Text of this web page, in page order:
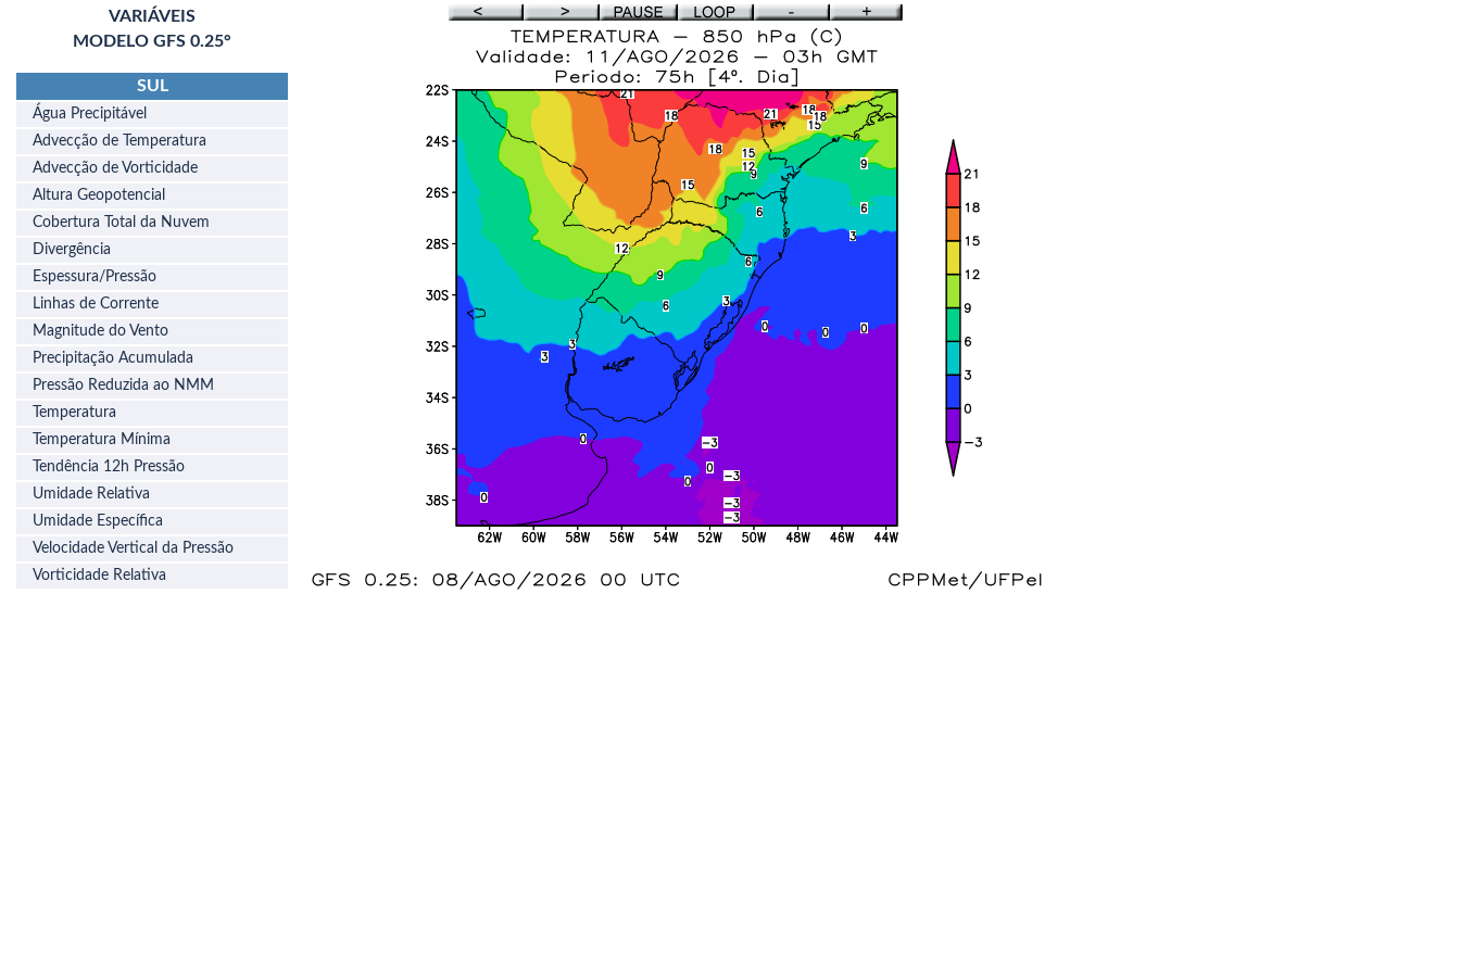
VARIÁVEIS
MODELO GFS 0.25°
SUL
Água Precipitável
Advecção de Temperatura
Advecção de Vorticidade
Altura Geopotencial
Cobertura Total da Nuvem
Divergência
Espessura/Pressão
Linhas de Corrente
Magnitude do Vento
Precipitação Acumulada
Pressão Reduzida ao NMM
Temperatura
Temperatura Mínima
Tendência 12h Pressão
Umidade Relativa
Umidade Específica
Velocidade Vertical da Pressão
Vorticidade Relativa